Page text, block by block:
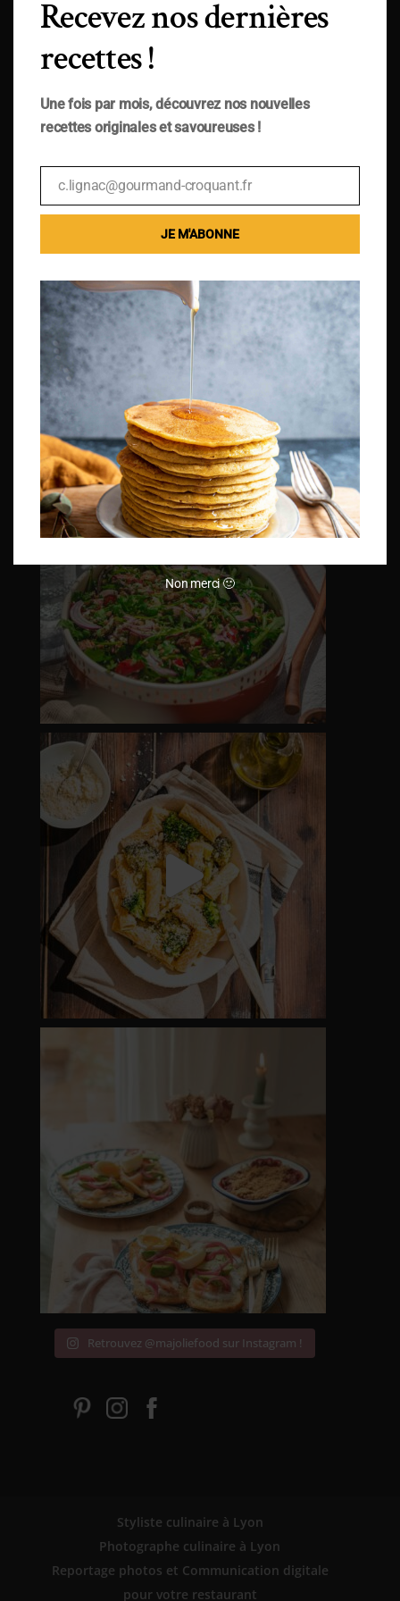
Retrouvez @majoliefood sur Instagram !
Styliste culinaire à Lyon
Photographe culinaire à Lyon
Reportage photos et Communication digitale
pour votre restaurant
Recevez nos dernières
recettes !
Une fois par mois, découvrez nos nouvelles
recettes originales et savoureuses !
Email
c.lignac@gourmand-croquant.fr
JE M'ABONNE
Non merci 🙂